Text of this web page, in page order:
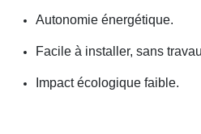
Autonomie énergétique.
Facile à installer, sans
Impact écologique faible.